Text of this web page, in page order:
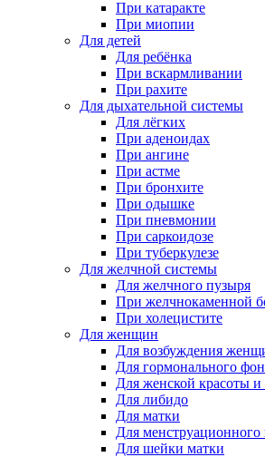
При катаракте
При миопии
Для детей
Для ребёнка
При вскармливании
При рахите
Для дыхательной системы
Для лёгких
При аденоидах
При ангине
При астме
При бронхите
При одышке
При пневмонии
При саркоидозе
При туберкулезе
Для желчной системы
Для желчного пузыря
При желчнокаменной
При холецистите
Для женщин
Для возбуждения
Для гормонального
Для женской красоты и
Для либидо
Для матки
Для менструационного
Для шейки матки